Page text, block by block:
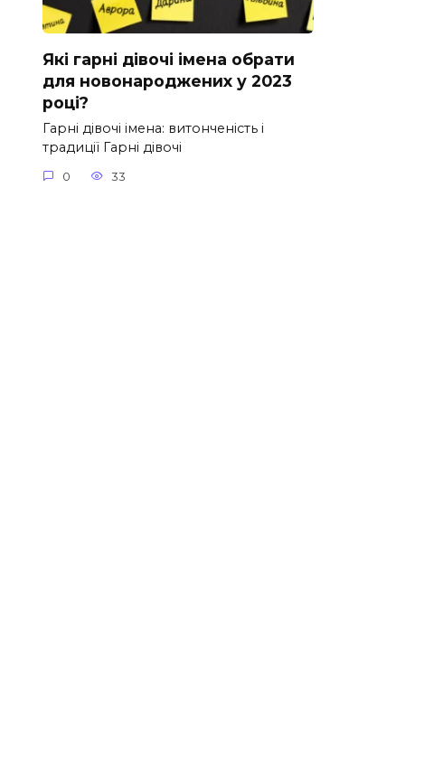
Які гарні дівочі імена обрати
для новонароджених у 2023
році?
Гарні дівочі імена: витонченість і
традиції Гарні дівочі
0 33